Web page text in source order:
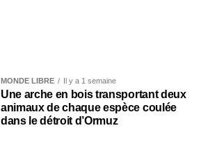
MONDE LIBRE Il y a 1 semaine
Une arche en bois transportant deux
animaux de chaque espèce coulée
dans le détroit d’Ormuz